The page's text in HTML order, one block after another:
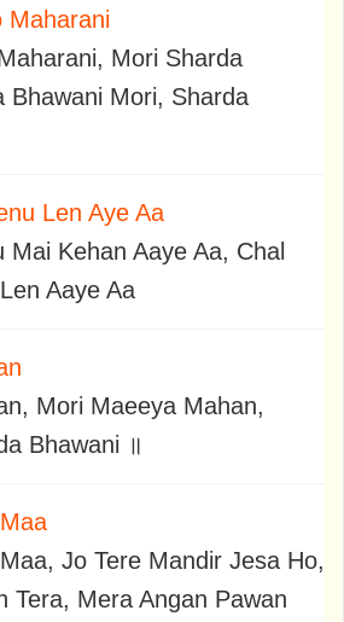
Maharani
Mori Sharda
Bhawani Mori, Sharda
Len Aye Aa
Mai Kehan Aaye Aa, Chal
Aaye Aa
Mori Maeeya Mahan,
Bhawani ॥
Jo Tere Mandir Jesa Ho,
Tera, Mera Angan Pawan